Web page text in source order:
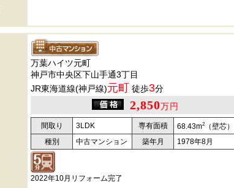
万葉ハイツ元町
神戸市中央区下山手通3丁目
JR東海道線(神戸線)元町 徒歩3分
2,850万円
間取り 3LDK 専有面積 68.43m2
（壁芯）
種別
中古マンション 築年月 1978年8月
2022年10月リフォーム完了